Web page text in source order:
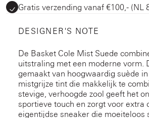
Gratis verzending vanaf €100,- (NL
DESIGNER'S NOTE
De Basket Cole Mist Suede
uitstraling met een moderne vorm.
gemaakt van hoogwaardig suède in
mistgrijze tint die makkelijk te
stevige, verhoogde zool geeft het
sportieve touch en zorgt voor extra
eigentijdse sneaker die moeiteloos